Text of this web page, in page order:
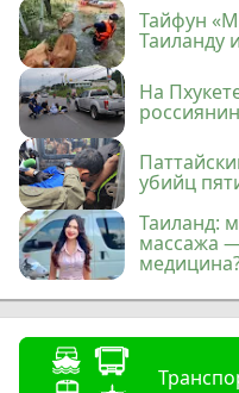
Тайфун
Таиланду
На
убийц
Таиланд:
массажа